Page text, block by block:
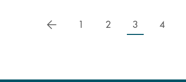
precedente
1 2 3 4